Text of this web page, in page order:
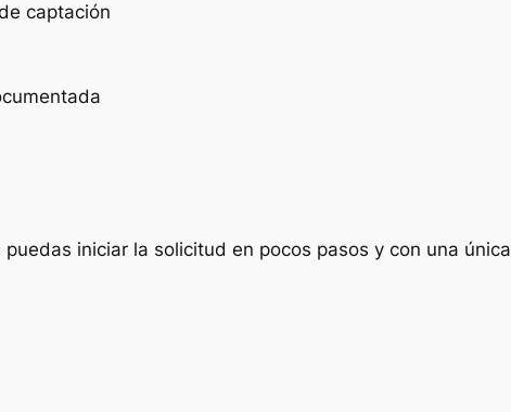
captación
iniciar la solicitud en pocos pasos y con una